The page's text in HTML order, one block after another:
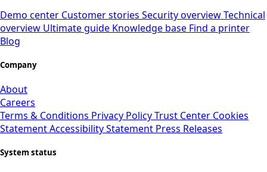
Demo center Customer stories Security overviewTechnical
overview Ultimate guide Knowledge base Find a printer
Blog
Company
About
Careers
Terms & Conditions Privacy PolicyTrust Center Cookies
StatementAccessibility Statement Press Releases
System status